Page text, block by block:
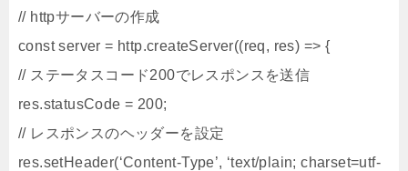
// httpサーバーの作成
const server = http.createServer((req, res) => {
// ステータスコード200でレスポンスを送信
res.statusCode = 200;
// レスポンスのヘッダーを設定
res.setHeader(‘Content-Type’, ‘text/plain; charset=utf-